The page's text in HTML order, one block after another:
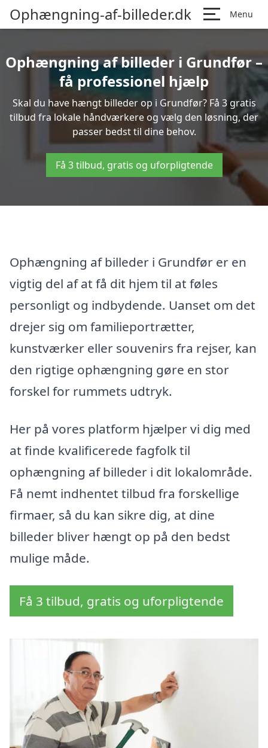
Ophængning-af-billeder.dk Menu
Ophængning af billeder i Grundfør –
få professionel hjælp
Skal du have hængt billeder op i Grundfør? Få 3 gratis
tilbud fra lokale håndværkere og vælg den løsning, der
passer bedst til dine behov.
Få 3 tilbud, gratis og uforpligtende
Ophængning af billeder i Grundfør er en
vigtig del af at få dit hjem til at føles
personligt og indbydende. Uanset om det
drejer sig om familieportrætter,
kunstværker eller souvenirs fra rejser, kan
den rigtige ophængning gøre en stor
forskel for rummets udtryk.
Her på vores platform hjælper vi dig med
at finde kvalificerede fagfolk til
ophængning af billeder i dit lokalområde.
Få nemt indhentet tilbud fra forskellige
firmaer, så du kan sikre dig, at dine
billeder bliver hængt op på den bedst
mulige måde.
Få 3 tilbud, gratis og uforpligtende